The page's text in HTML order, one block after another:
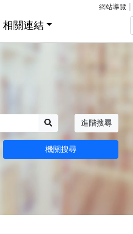
網站導覽
相關連結
進階搜尋
機關搜尋